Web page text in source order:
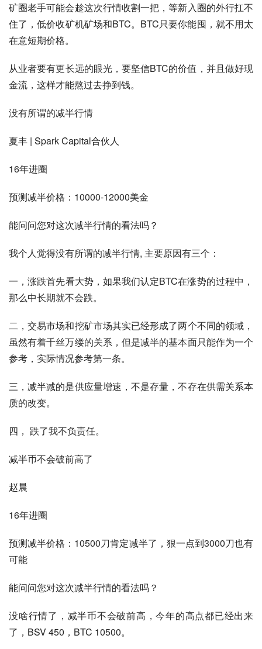
矿圈老手可能会趁这次行情收割一把，等新入圈的外行扛不
住了，低价收矿机矿场和BTC。BTC只要你能囤，就不用太
在意短期价格。
从业者要有更长远的眼光，要坚信BTC的价值，并且做好现
金流，这样才能熬过去挣到钱。
没有所谓的减半行情
夏丰 | Spark Capital合伙人
16年进圈
预测减半价格：10000-12000美金
能问问您对这次减半行情的看法吗？
我个人觉得没有所谓的减半行情, 主要原因有三个：
一，涨跌首先看大势，如果我们认定BTC在涨势的过程中，
那么中长期就不会跌。
二，交易市场和挖矿市场其实已经形成了两个不同的领域，
虽然有着千丝万缕的关系，但是减半的基本面只能作为一个
参考，实际情况参考第一条。
三，减半减的是供应量增速，不是存量，不存在供需关系本
质的改变。
四， 跌了我不负责任。
减半币不会破前高了
赵晨
16年进圈
预测减半价格：10500刀肯定减半了，狠一点到3000刀也有
可能
能问问您对这次减半行情的看法吗？
没啥行情了，减半币不会破前高，今年的高点都已经出来
了，BSV 450，BTC 10500。